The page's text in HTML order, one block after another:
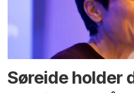
Søreide holder